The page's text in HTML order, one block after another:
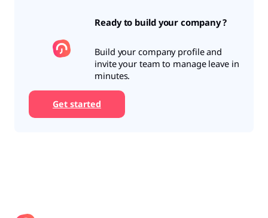
Ready to build your company ?
Build your company profile and
invite your team to manage leave in
minutes.
Get started